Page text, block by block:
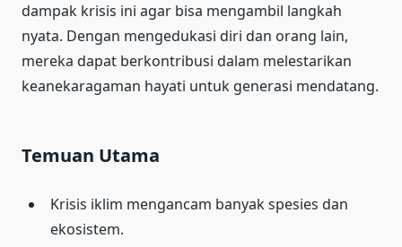
dampak krisis ini agar bisa mengambil langkah
nyata. Dengan mengedukasi diri dan orang lain,
mereka dapat berkontribusi dalam melestarikan
keanekaragaman hayati untuk generasi mendatang.
Temuan Utama
Krisis iklim mengancam banyak spesies dan
ekosistem.